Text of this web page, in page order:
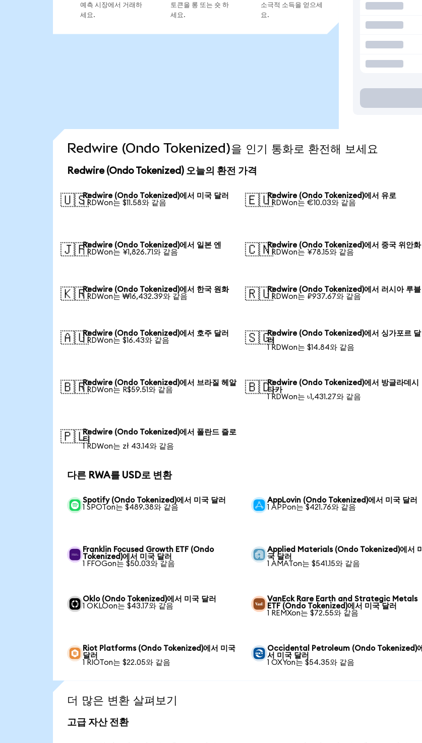
예측 시장에서 거래하
세요.
토큰을 롱 또는 숏 하
세요.
소극적 소득을 얻으세
요.
Redwire (Ondo Tokenized)을 인기 통화로 환전해 보세요
Redwire (Ondo Tokenized) 오늘의 환전 가격
🇺🇸Redwire (Ondo Tokenized)에서 미국 달러
1 RDWon는 $11.58와 같음
🇪🇺Redwire (Ondo Tokenized)에서 유로
1 RDWon는 €10.03와 같음
🇯🇵Redwire (Ondo Tokenized)에서 일본 엔
1 RDWon는 ¥1,826.71와 같음
🇨🇳Redwire (Ondo Tokenized)에서 중국 위안화
1 RDWon는 ¥78.15와 같음
🇰🇷Redwire (Ondo Tokenized)에서 한국 원화
1 RDWon는 ₩16,432.39와 같음
🇷🇺Redwire (Ondo Tokenized)에서 러시아 루블
1 RDWon는 ₽937.67와 같음
🇦🇺Redwire (Ondo Tokenized)에서 호주 달러
1 RDWon는 $16.43와 같음
🇸🇬Redwire (Ondo Tokenized)에서 싱가포르 달
러
1 RDWon는 $14.84와 같음
🇧🇷Redwire (Ondo Tokenized)에서 브라질 헤알
1 RDWon는 R$59.51와 같음
🇧🇩Redwire (Ondo Tokenized)에서 방글라데시
타카
1 RDWon는 ৳1,431.27와 같음
🇵🇱Redwire (Ondo Tokenized)에서 폴란드 즐로
티
1 RDWon는 zł 43.14와 같음
다른 RWA를 USD로 변환
Spotify (Ondo Tokenized)에서 미국 달러
1 SPOTon는 $489.38와 같음
AppLovin (Ondo Tokenized)에서 미국 달러
1 APPon는 $421.76와 같음
Franklin Focused Growth ETF (Ondo
Tokenized)에서 미국 달러
1 FFOGon는 $50.03와 같음
Applied Materials (Ondo Tokenized)에서 미
국 달러
1 AMATon는 $541.15와 같음
Oklo (Ondo Tokenized)에서 미국 달러
1 OKLOon는 $43.17와 같음
VanEck Rare Earth and Strategic Metals
ETF (Ondo Tokenized)에서 미국 달러
1 REMXon는 $72.55와 같음
Riot Platforms (Ondo Tokenized)에서 미국
달러
1 RIOTon는 $22.05와 같음
Occidental Petroleum (Ondo Tokenized)에
서 미국 달러
1 OXYon는 $54.35와 같음
더 많은 변환 살펴보기
고급 자산 전환